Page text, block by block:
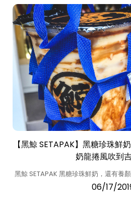
【黑鯨 SETAPAK】黑糖珍珠鮮
奶龍捲風吹到
黑鯨 SETAPAK 黑糖珍珠鮮奶，還有養
06/17/